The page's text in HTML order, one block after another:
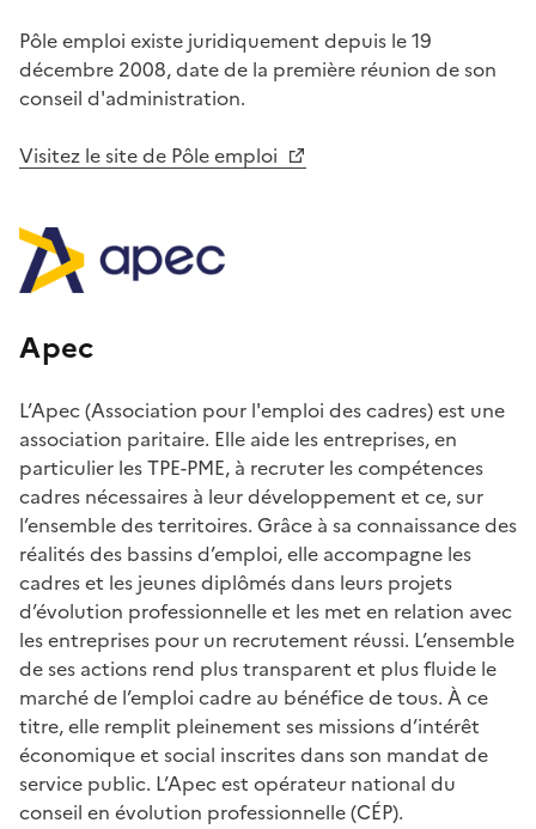
Pôle emploi existe juridiquement depuis le 19
décembre 2008, date de la première réunion de son
conseil d'administration.
Visitez le site de Pôle emploi
Apec
L’Apec (Association pour l'emploi des cadres) est une
association paritaire. Elle aide les entreprises, en
particulier les TPE-PME, à recruter les compétences
cadres nécessaires à leur développement et ce, sur
l’ensemble des territoires. Grâce à sa connaissance des
réalités des bassins d’emploi, elle accompagne les
cadres et les jeunes diplômés dans leurs projets
d’évolution professionnelle et les met en relation avec
les entreprises pour un recrutement réussi. L’ensemble
de ses actions rend plus transparent et plus fluide le
marché de l’emploi cadre au bénéfice de tous. À ce
titre, elle remplit pleinement ses missions d’intérêt
économique et social inscrites dans son mandat de
service public. L’Apec est opérateur national du
conseil en évolution professionnelle (CÉP).